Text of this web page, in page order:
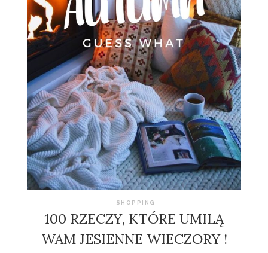
SHOPPING
100 RZECZY, KTÓRE UMILĄ
WAM JESIENNE WIECZORY !